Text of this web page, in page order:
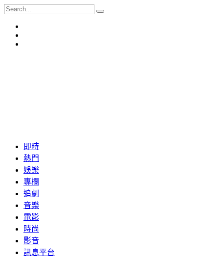
即時
熱門
娛樂
專欄
追劇
音樂
電影
時尚
影音
訊息平台